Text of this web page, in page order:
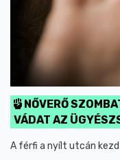
NŐVERŐ
VÁDAT AZ
A férfi a nyílt utcán